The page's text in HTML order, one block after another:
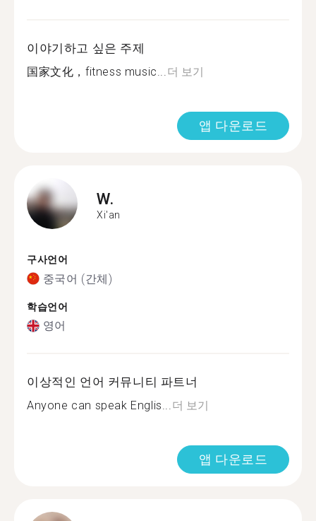
이야기하고 싶은 주제
国家文化，fitness music...더 보기
앱 다운로드
W.
Xi'an
구사언어
중국어 (간체)
학습언어
영어
이상적인 언어 커뮤니티 파트너
Anyone can speak Englis...더 보기
앱 다운로드